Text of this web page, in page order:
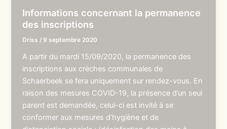
Informations concernant la permanence
des inscriptions
Driss / 9 septembre 2020
A partir du mardi 15/09/2020, la permanence des
inscriptions aux crèches communales de
Schaerbeek se fera uniquement sur rendez-vous. En
raison des mesures COVID-19, la présence d’un seul
parent est demandée, celui-ci est invité à se
conformer aux mesures d’hygiène et de